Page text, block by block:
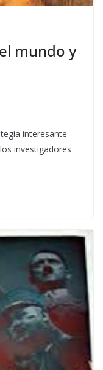
mundo y
interesante
investigadores